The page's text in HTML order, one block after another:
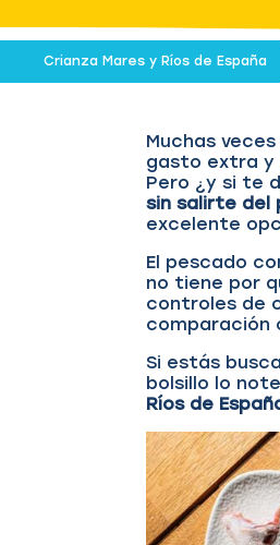
Crianza Mares y Ríos de España
Muchas
gasto extra y
Pero ¿y si te
sin salirte del
excelente
El pescado
no tiene por
controles de
comparación
Si estás
bolsillo lo
Ríos de